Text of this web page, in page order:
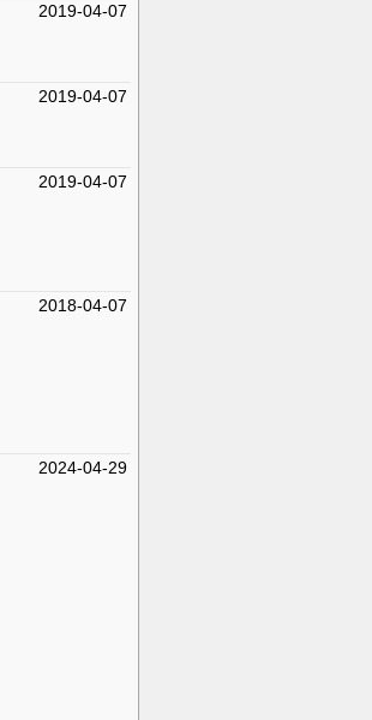
2019-04-07
2019-04-07
2019-04-07
2018-04-07
2024-04-29